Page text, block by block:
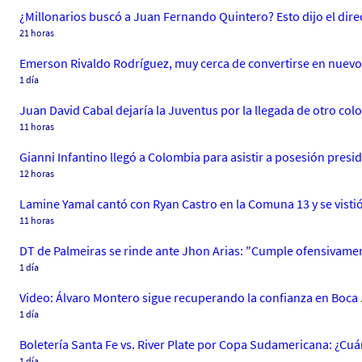
¿Millonarios buscó a Juan Fernando Quintero? Esto dijo el
21 horas
Emerson Rivaldo Rodríguez, muy cerca de convertirse en
1 día
Juan David Cabal dejaría la Juventus por la llegada de otro
11 horas
Gianni Infantino llegó a Colombia para asistir a posesión
12 horas
Lamine Yamal cantó con Ryan Castro en la Comuna 13 y se
11 horas
DT de Palmeiras se rinde ante Jhon Arias: "Cumple
1 día
Video: Álvaro Montero sigue recuperando la confianza en
1 día
Boletería Santa Fe vs. River Plate por Copa Sudamericana: